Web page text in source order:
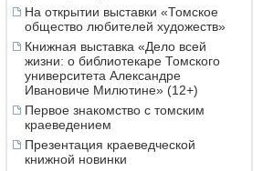
На открытии выставки «Томское
общество любителей художеств»
Книжная выставка «Дело всей
жизни: о библиотекаре Томского
университета Александре
Ивановиче Милютине» (12+)
Первое знакомство с томским
краеведением
Презентация краеведческой
книжной новинки